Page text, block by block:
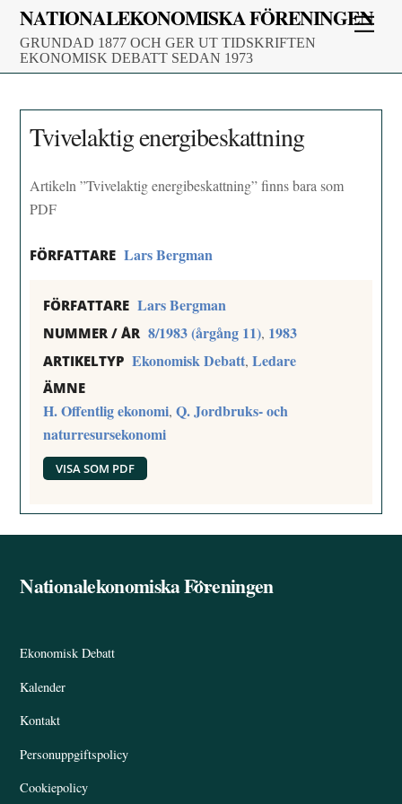
Skip
content
NATIONALEKONOMISKA FÖRENINGEN
GRUNDAD 1877 OCH GER UT TIDSKRIFTEN
EKONOMISK DEBATT SEDAN 1973
Tvivelaktig energibeskattning
Artikeln ”Tvivelaktig energibeskattning” finns bara som
PDF
FÖRFATTARE Lars Bergman
FÖRFATTARE Lars Bergman
NUMMER / ÅR 8/1983 (årgång 11), 1983
ARTIKELTYP Ekonomisk Debatt,Ledare
ÄMNE
H. Offentlig ekonomi,Q. Jordbruks- och
naturresursekonomi
VISA SOM PDF
Back
Nationalekonomiska Föreningen
Ekonomisk Debatt
Kalender
Kontakt
Personuppgiftspolicy
Cookiepolicy